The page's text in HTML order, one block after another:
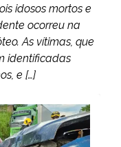
idosos mortos e
ocorreu na
As vítimas, que
identificadas
e […]